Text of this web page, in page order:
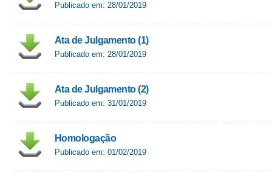
Publicado em: 28/01/2019
Ata de Julgamento (1)
Publicado em: 28/01/2019
Ata de Julgamento (2)
Publicado em: 31/01/2019
Homologação
Publicado em: 01/02/2019